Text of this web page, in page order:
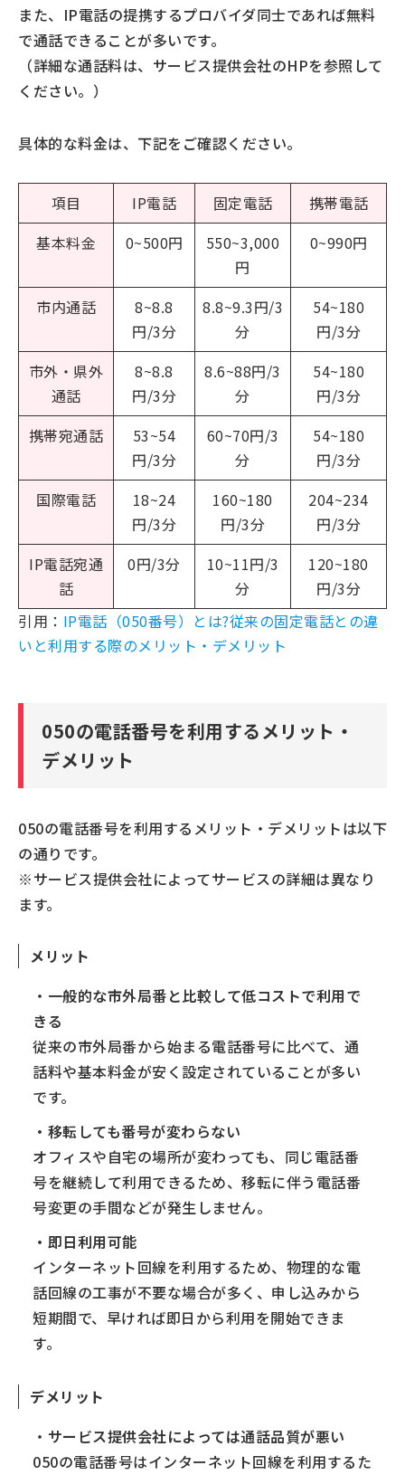
また、IP電話の提携するプロバイダ同士であれば無料
で通話できることが多いです。
（詳細な通話料は、サービス提供会社のHPを参照して
ください。）
具体的な料金は、下記をご確認ください。
項目 IP電話 固定電話
携帯電話
基本料金
0~500円
550~3,000
円
0~990円
市内通話
8~8.8
円/3分
8.8~9.3円/3
分
54~180
円/3分
市外・県外
通話
8~8.8
円/3分
8.6~88円/3
分
54~180
円/3分
携帯宛通話
53~54
円/3分
60~70円/3
分
54~180
円/3分
国際電話
18~24
円/3分
160~180
円/3分
204~234
円/3分
IP電話宛通
話
0円/3分
10~11円/3
分
120~180
円/3分
引用： IP電話（050番号）とは?従来の固定電話との違
いと利用する際のメリット・デメリット
050の電話番号を利用するメリット・
デメリット
050の電話番号を利用するメリット・デメリットは以下
の通りです。
※サービス提供会社によってサービスの詳細は異なり
ます。
メリット
・ 一般的な市外局番と比較して低コストで利用で
きる
従来の市外局番から始まる電話番号に比べて、通
話料や基本料金が安く設定されていることが多い
です。
・移転しても番号が変わらない
オフィスや自宅の場所が変わっても、同じ電話番
号を継続して利用できるため、移転に伴う電話番
号変更の手間などが発生しません。
・即日利用可能
インターネット回線を利用するため、物理的な電
話回線の工事が不要な場合が多く、申し込みから
短期間で、早ければ即日から利用を開始できま
す。
デメリット
・ サービス提供会社によっては通話品質が悪い
050の電話番号はインターネット回線を利用するた